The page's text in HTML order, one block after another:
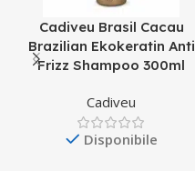
Cadiveu Brasil Cacau
Brazilian Ekokeratin Anti
Frizz Shampoo 300ml
Cadiveu
Disponibile